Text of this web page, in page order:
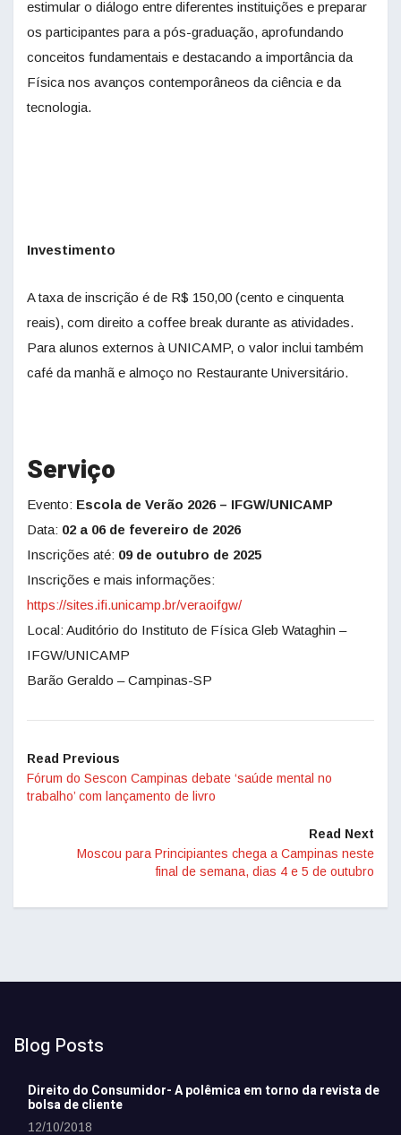
estimular o diálogo entre diferentes instituições e preparar
os participantes para a pós-graduação, aprofundando
conceitos fundamentais e destacando a importância da
Física nos avanços contemporâneos da ciência e da
tecnologia.
Investimento
A taxa de inscrição é de R$ 150,00 (cento e cinquenta
reais), com direito a coffee break durante as atividades.
Para alunos externos à UNICAMP, o valor inclui também
café da manhã e almoço no Restaurante Universitário.
Serviço
Evento: Escola de Verão 2026 – IFGW/UNICAMP
Data: 02 a 06 de fevereiro de 2026
Inscrições até: 09 de outubro de 2025
Inscrições e mais informações:
https://sites.ifi.unicamp.br/veraoifgw/
Local: Auditório do Instituto de Física Gleb Wataghin –
IFGW/UNICAMP
Barão Geraldo – Campinas-SP
Read Previous
Fórum do Sescon Campinas debate ‘saúde mental no
trabalho’ com lançamento de livro
Read Next
Moscou para Principiantes chega a Campinas neste
final de semana, dias 4 e 5 de outubro
Blog Posts
Direito do Consumidor- A polêmica em torno da revista de
bolsa de cliente
12/10/2018